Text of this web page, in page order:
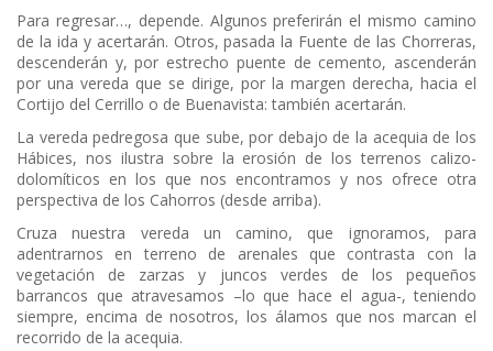
Para regresar…, depende. Algunos preferirán el mismo camino
de la ida y acertarán. Otros, pasada la Fuente de las Chorreras,
descenderán y, por estrecho puente de cemento, ascenderán
por una vereda que se dirige, por la margen derecha, hacia el
Cortijo del Cerrillo o de Buenavista: también acertarán.
La vereda pedregosa que sube, por debajo de la acequia de los
Hábices, nos ilustra sobre la erosión de los terrenos calizo-
dolomíticos en los que nos encontramos y nos ofrece otra
perspectiva de los Cahorros (desde arriba).
Cruza nuestra vereda un camino, que ignoramos, para
adentrarnos en terreno de arenales que contrasta con la
vegetación de zarzas y juncos verdes de los pequeños
barrancos que atravesamos –lo que hace el agua-, teniendo
siempre, encima de nosotros, los álamos que nos marcan el
recorrido de la acequia.